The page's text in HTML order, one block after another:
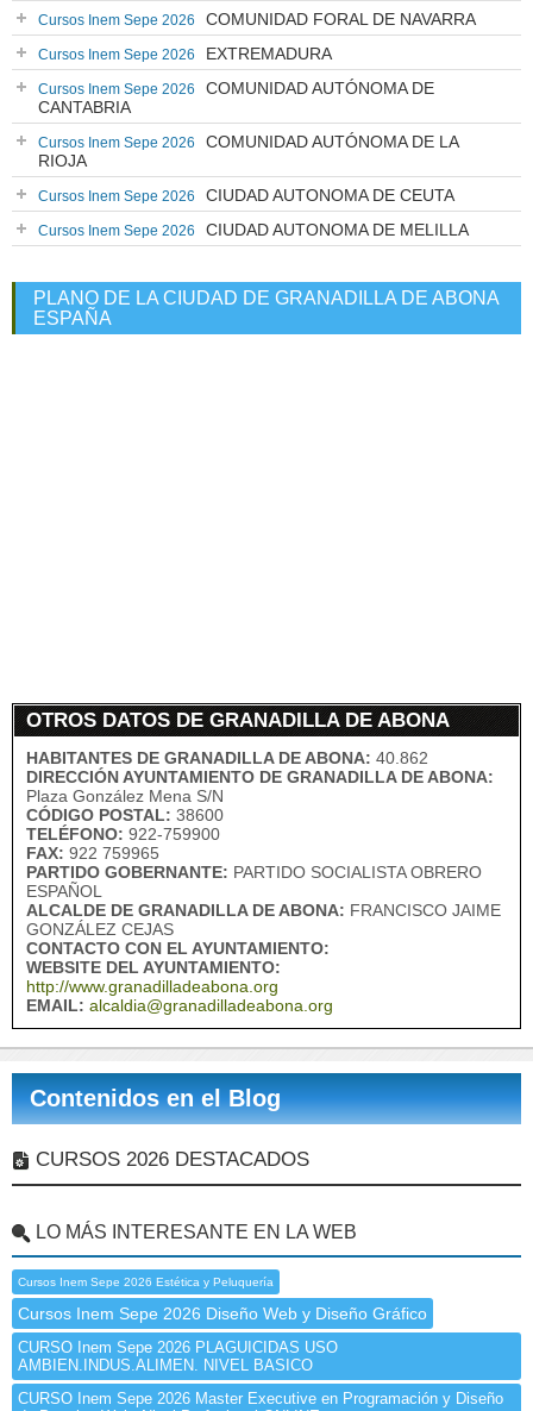
Cursos Inem Sepe 2026 COMUNIDAD FORAL DE NAVARRA
Cursos Inem Sepe 2026 EXTREMADURA
Cursos Inem Sepe 2026
COMUNIDAD AUTÓNOMA DE
CANTABRIA
Cursos Inem Sepe 2026
COMUNIDAD AUTÓNOMA DE LA
RIOJA
Cursos Inem Sepe 2026 CIUDAD AUTONOMA DE CEUTA
Cursos Inem Sepe 2026 CIUDAD AUTONOMA DE MELILLA
PLANO DE LA CIUDAD DE GRANADILLA DE ABONA
ESPAÑA
OTROS DATOS DE GRANADILLA DE ABONA
HABITANTES DE GRANADILLA DE ABONA: 40.862
DIRECCIÓN AYUNTAMIENTO DE GRANADILLA DE ABONA:
Plaza González Mena S/N
CÓDIGO POSTAL: 38600
TELÉFONO: 922-759900
FAX: 922 759965
PARTIDO GOBERNANTE: PARTIDO SOCIALISTA OBRERO
ESPAÑOL
ALCALDE DE GRANADILLA DE ABONA: FRANCISCO JAIME
GONZÁLEZ CEJAS
CONTACTO CON EL AYUNTAMIENTO:
WEBSITE DEL AYUNTAMIENTO:
http://www.granadilladeabona.org
EMAIL: alcaldia@granadilladeabona.org
Contenidos en el Blog
CURSOS 2026 DESTACADOS
LO MÁS INTERESANTE EN LA WEB
Cursos Inem Sepe 2026 Estética y Peluquería
Cursos Inem Sepe 2026 Diseño Web y Diseño Gráfico
CURSO Inem Sepe 2026 PLAGUICIDAS USO
AMBIEN.INDUS.ALIMEN. NIVEL BASICO
CURSO Inem Sepe 2026 Master Executive en Programación y Diseño